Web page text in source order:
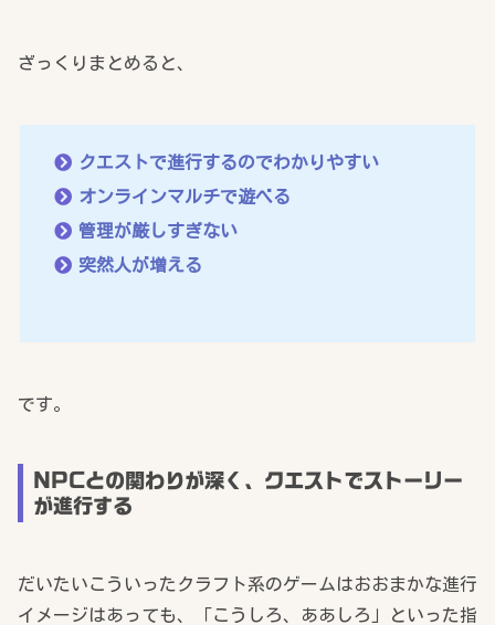
ざっくりまとめると、
クエストで進行するのでわかりやすい
オンラインマルチで遊べる
管理が厳しすぎない
突然人が増える
です。
NPCとの関わりが深く、クエストでストーリー
が進行する
だいたいこういったクラフト系のゲームはおおまかな進行
イメージはあっても、「こうしろ、ああしろ」といった指